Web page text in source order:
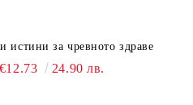
истини за чревното здраве
€12.73 24.90 лв.